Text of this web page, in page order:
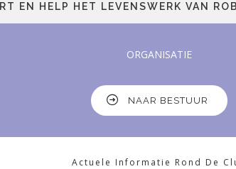
HET LEVENSWERK VAN ROB VAN
ORGANISATIE
NAAR BESTUUR
Actuele Informatie Rond De